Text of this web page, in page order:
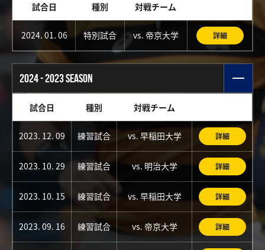
試合日 種別 対戦チーム
2024. 01. 06 特別試合 vs. 帝京大学 詳細
2024 - 2023 SEASON
試合日 種別 対戦チーム
2023. 12. 09 練習試合 vs. 早稲田大学 詳細
2023. 10. 29 練習試合 vs. 明治大学 詳細
2023. 10. 15 練習試合 vs. 早稲田大学 詳細
2023. 09. 16 練習試合 vs. 帝京大学 詳細